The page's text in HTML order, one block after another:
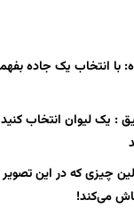
با انتخاب یک جاده
: یک لیوان انتخاب
چیزی که در این تصویر
می‌کند!